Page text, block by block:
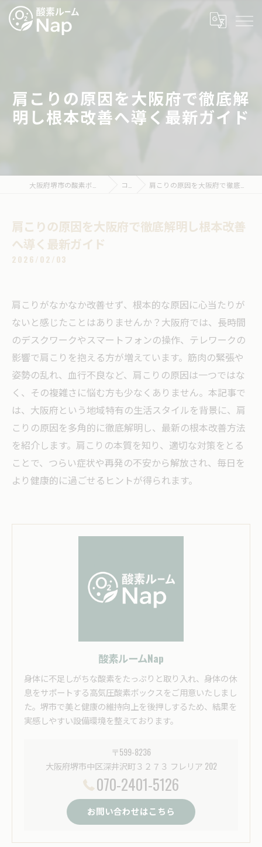
肩こりの原因を大阪府で徹底解
明し根本改善へ導く最新ガイド
コラム 肩こりの原因を大阪府で徹底解明し根本改善へ導く最新ガイド
肩こりの原因を大阪府で徹底解明し根本改善
へ導く最新ガイド
2026/02/03
肩こりがなかなか改善せず、根本的な原因に心当たりが
ないと感じたことはありませんか？大阪府では、長時間
のデスクワークやスマートフォンの操作、テレワークの
影響で肩こりを抱える方が増えています。筋肉の緊張や
姿勢の乱れ、血行不良など、肩こりの原因は一つではな
く、その複雑さに悩む方も少なくありません。本記事で
は、大阪府という地域特有の生活スタイルを背景に、肩
こりの原因を多角的に徹底解明し、最新の根本改善方法
を紹介します。肩こりの本質を知り、適切な対策をとる
ことで、つらい症状や再発の不安から解放され、毎日を
より健康的に過ごせるヒントが得られます。
酸素ルームNap
身体に不足しがちな酸素をたっぷりと取り入れ、身体の休
息をサポートする高気圧酸素ボックスをご用意いたしまし
た。堺市で美と健康の維持向上を後押しするため、結果を
実感しやすい設備環境を整えております。
〒599-8236
大阪府堺市中区深井沢町３２７３ フレリア 202
070-2401-5126
お問い合わせはこちら